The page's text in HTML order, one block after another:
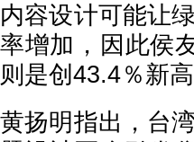
内容设计可能让
率增加，因此侯
则是创43.4％新高
黄扬明指出，台